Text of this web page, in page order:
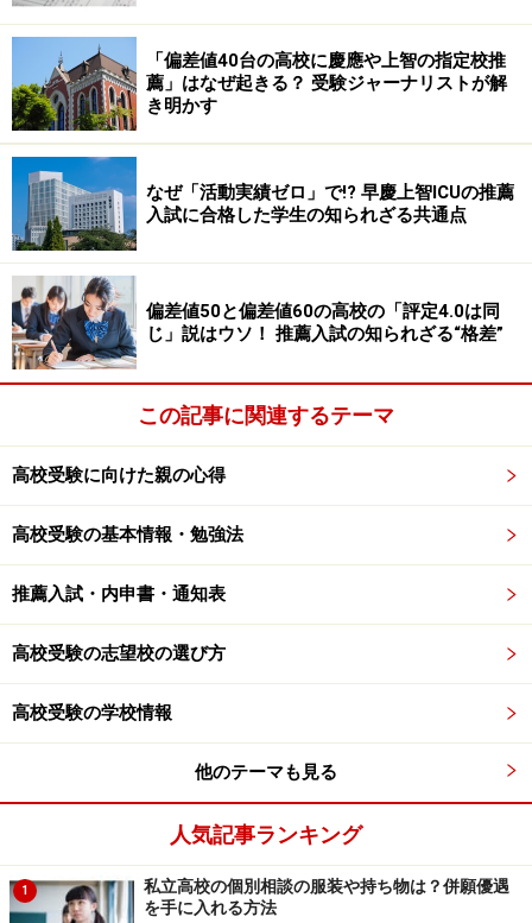
「偏差値40台の高校に慶應や上智の指定校推
薦」はなぜ起きる？ 受験ジャーナリストが解
き明かす
なぜ「活動実績ゼロ」で!? 早慶上智ICUの推薦
入試に合格した学生の知られざる共通点
偏差値50と偏差値60の高校の「評定4.0は同
じ」説はウソ！ 推薦入試の知られざる“格差”
この記事に関連するテーマ
高校受験に向けた親の心得
高校受験の基本情報・勉強法
推薦入試・内申書・通知表
高校受験の志望校の選び方
高校受験の学校情報
他のテーマも見る
人気記事ランキング
1
私立高校の個別相談の服装や持ち物は？併願優遇
を手に入れる方法